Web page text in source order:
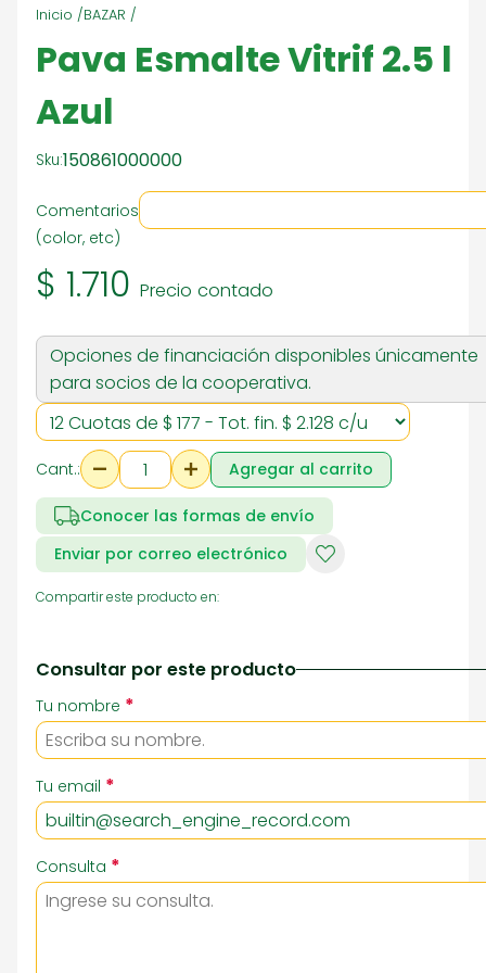
Inicio /BAZAR /
Pava Esmalte Vitrif 2.5 l
Azul
Sku:150861000000
Comentarios
(color, etc)
$ 1.710 Precio contado
Opciones de financiación disponibles únicamente
para socios de la cooperativa.
Cant.: Agregar al carrito
Conocer las formas de envío
Enviar por correo electrónico
Compartir este producto en:
Consultar por este producto
Tu nombre *
Tu email *
Consulta *